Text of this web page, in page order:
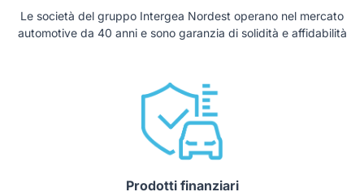
Le società del gruppo Intergea Nordest operano nel mercato
automotive da 40 anni e sono garanzia di solidità e affidabilità
Prodotti finanziari